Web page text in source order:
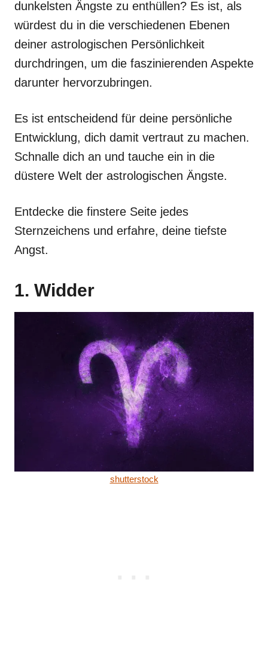
dunkelsten Ängste zu enthüllen? Es ist, als
würdest du in die verschiedenen Ebenen
deiner astrologischen Persönlichkeit
durchdringen, um die faszinierenden Aspekte
darunter hervorzubringen.
Es ist entscheidend für deine persönliche
Entwicklung, dich damit vertraut zu machen.
Schnalle dich an und tauche ein in die
düstere Welt der astrologischen Ängste.
Entdecke die finstere Seite jedes
Sternzeichens und erfahre, deine tiefste
Angst.
1. Widder
shutterstock